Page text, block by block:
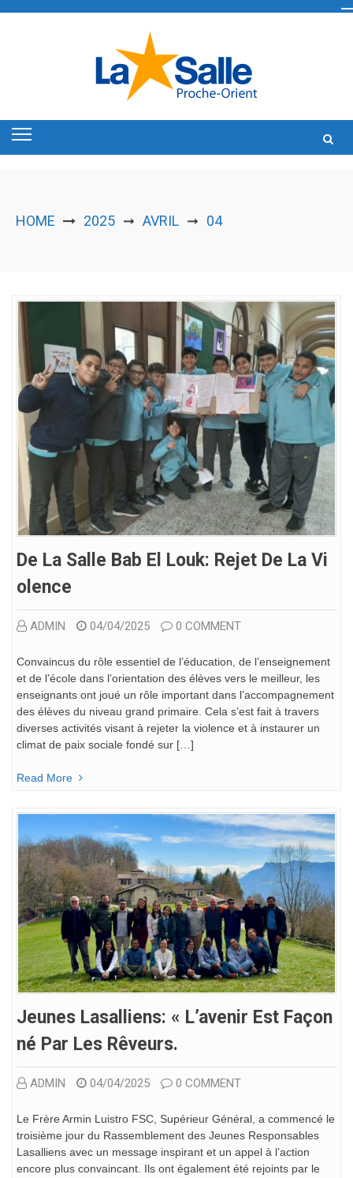
HOME 2025 ➞ AVRIL ➞ 04
De La Salle Bab El Louk: Rejet De La Vi
Olence
ADMIN 04/04/2025 0 COMMENT
Convaincus du rôle essentiel de l’éducation, de l’enseignement
et de l’école dans l’orientation des élèves vers le meilleur, les
enseignants ont joué un rôle important dans l’accompagnement
des élèves du niveau grand primaire. Cela s’est fait à travers
diverses activités visant à rejeter la violence et à instaurer un
climat de paix sociale fondé sur […]
Read More
Jeunes Lasalliens: « L’avenir Est Façon
Né Par Les Rêveurs.
ADMIN 04/04/2025 0 COMMENT
Le Frère Armin Luistro FSC, Supérieur Général, a commencé le
troisième jour du Rassemblement des Jeunes Responsables
Lasalliens avec un message inspirant et un appel à l’action
encore plus convaincant. Ils ont également été rejoints par le